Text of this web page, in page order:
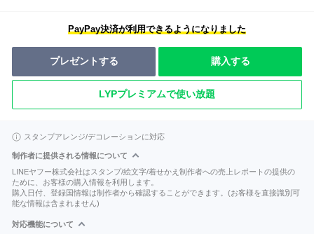
PayPay決済が利用できるようになりました
プレゼントする 購入する
LYPプレミアムで使い放題
スタンプアレンジ/デコレーションに対応
制作者に提供される情報について
LINEヤフー株式会社はスタンプ/絵文字/着せかえ制作者への売上レポートの提供の
ために、お客様の購入情報を利用します。
購入日付、登録国情報は制作者から確認することができます。(お客様を直接識別可
能な情報は含まれません)
対応機能について